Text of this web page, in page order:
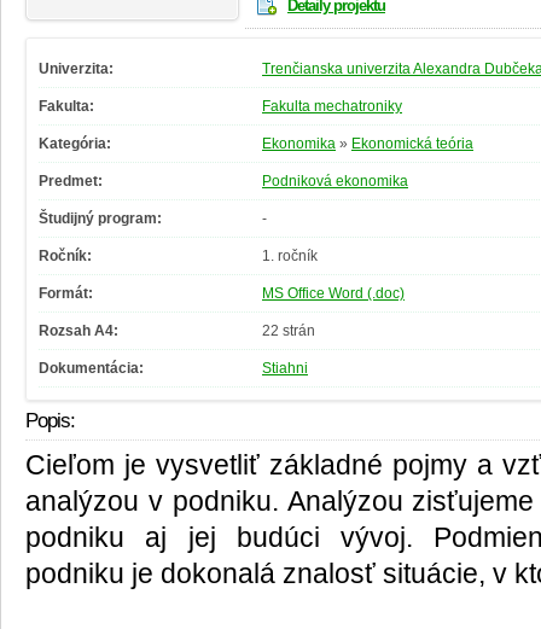
Detaily projektu
Univerzita: Trenčianska univerzita Alexandra
Fakulta: Fakulta mechatroniky
Kategória: Ekonomika » Ekonomická teória
Predmet: Podniková ekonomika
Študijný program: -
Ročník: 1. ročník
Formát: MS Office Word (.doc)
Rozsah A4: 22 strán
Dokumentácia: Stiahni
Popis:
Cieľom je vysvetliť základné pojmy a
analýzou v podniku. Analýzou
podniku aj jej budúci vývoj.
podniku je dokonalá znalosť situácie, v